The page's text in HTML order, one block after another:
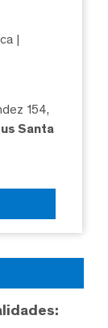
|
154,
Santa